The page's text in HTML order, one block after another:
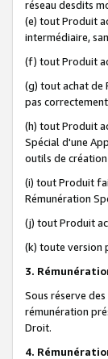
réseau desdits
(e) tout Produit
intermédiaire,
(f) tout Produit
(g) tout achat de
pas
(h) tout Produit
Spécial d'une
outils de
(i) tout Produit
Rémunération
(j) tout Produit
(k) toute version
3.
Sous réserve
rémunération
Droit.
4.